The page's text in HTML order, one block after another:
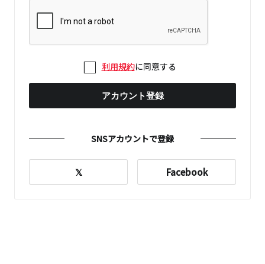
利用規約に同意する
アカウント登録
SNSアカウントで登録
𝕏 Facebook